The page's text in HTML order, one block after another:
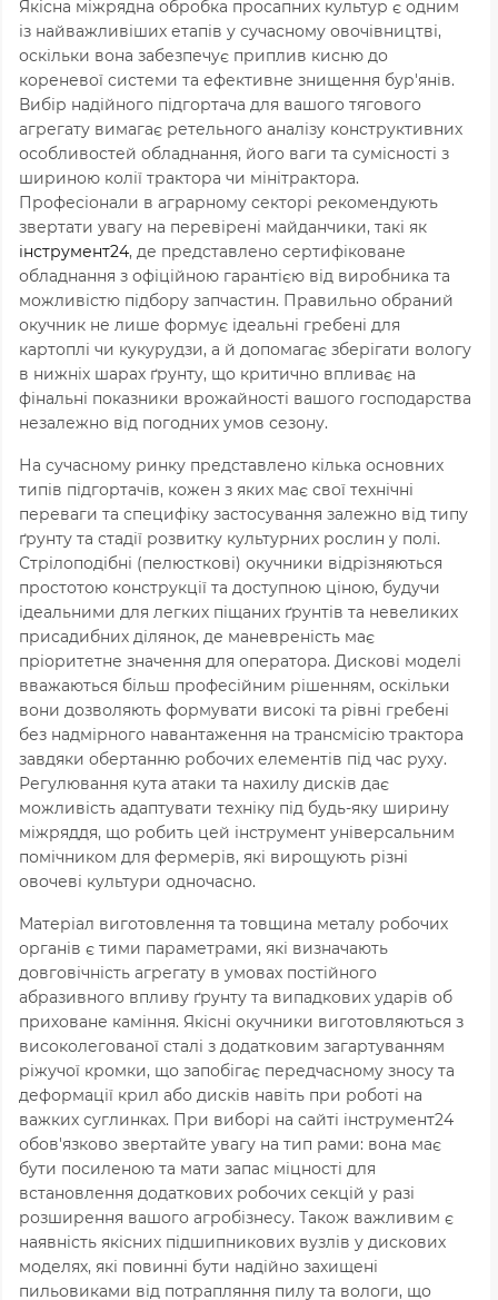
Якісна міжрядна обробка просапних культур є одним
із найважливіших етапів у сучасному овочівництві,
оскільки вона забезпечує приплив кисню до
кореневої системи та ефективне знищення бур'янів.
Вибір надійного підгортача для вашого тягового
агрегату вимагає ретельного аналізу конструктивних
особливостей обладнання, його ваги та сумісності з
шириною колії трактора чи мінітрактора.
Професіонали в аграрному секторі рекомендують
звертати увагу на перевірені майданчики, такі як
інструмент24, де представлено сертифіковане
обладнання з офіційною гарантією від виробника та
можливістю підбору запчастин. Правильно обраний
окучник не лише формує ідеальні гребені для
картоплі чи кукурудзи, а й допомагає зберігати вологу
в нижніх шарах ґрунту, що критично впливає на
фінальні показники врожайності вашого господарства
незалежно від погодних умов сезону.
На сучасному ринку представлено кілька основних
типів підгортачів, кожен з яких має свої технічні
переваги та специфіку застосування залежно від типу
ґрунту та стадії розвитку культурних рослин у полі.
Стрілоподібні (пелюсткові) окучники відрізняються
простотою конструкції та доступною ціною, будучи
ідеальними для легких піщаних ґрунтів та невеликих
присадибних ділянок, де маневреність має
пріоритетне значення для оператора. Дискові моделі
вважаються більш професійним рішенням, оскільки
вони дозволяють формувати високі та рівні гребені
без надмірного навантаження на трансмісію трактора
завдяки обертанню робочих елементів під час руху.
Регулювання кута атаки та нахилу дисків дає
можливість адаптувати техніку під будь-яку ширину
міжряддя, що робить цей інструмент універсальним
помічником для фермерів, які вирощують різні
овочеві культури одночасно.
Матеріал виготовлення та товщина металу робочих
органів є тими параметрами, які визначають
довговічність агрегату в умовах постійного
абразивного впливу ґрунту та випадкових ударів об
приховане каміння. Якісні окучники виготовляються з
високолегованої сталі з додатковим загартуванням
ріжучої кромки, що запобігає передчасному зносу та
деформації крил або дисків навіть при роботі на
важких суглинках. При виборі на сайті інструмент24
обов'язково звертайте увагу на тип рами: вона має
бути посиленою та мати запас міцності для
встановлення додаткових робочих секцій у разі
розширення вашого агробізнесу. Також важливим є
наявність якісних підшипникових вузлів у дискових
моделях, які повинні бути надійно захищені
пильовиками від потрапляння пилу та вологи, що